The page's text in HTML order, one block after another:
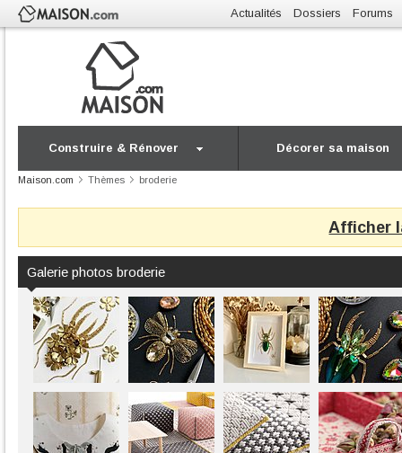
Actualités Dossiers Forums
Construire & Rénover Décorer sa maison
Maison.com Thèmes broderie
Afficher
Galerie photos broderie